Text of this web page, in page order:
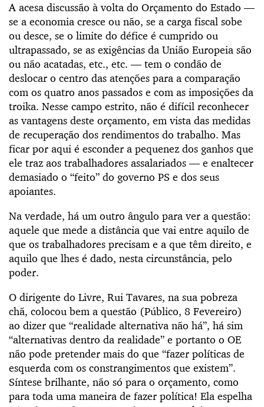
A acesa discussão à volta do Orçamento do Estado —
se a economia cresce ou não, se a carga fiscal sobe
ou desce, se o limite do défice é cumprido ou
ultrapassado, se as exigências da União Europeia são
ou não acatadas, etc., etc. — tem o condão de
deslocar o centro das atenções para a comparação
com os quatro anos passados e com as imposições da
troika. Nesse campo estrito, não é difícil reconhecer
as vantagens deste orçamento, em vista das medidas
de recuperação dos rendimentos do trabalho. Mas
ficar por aqui é esconder a pequenez dos ganhos que
ele traz aos trabalhadores assalariados — e enaltecer
demasiado o “feito” do governo PS e dos seus
apoiantes.
Na verdade, há um outro ângulo para ver a questão:
aquele que mede a distância que vai entre aquilo de
que os trabalhadores precisam e a que têm direito, e
aquilo que lhes é dado, nesta circunstância, pelo
poder.
O dirigente do Livre, Rui Tavares, na sua pobreza
chã, colocou bem a questão (Público, 8 Fevereiro)
ao dizer que “realidade alternativa não há”, há sim
“alternativas dentro da realidade” e portanto o OE
não pode pretender mais do que “fazer políticas de
esquerda com os constrangimentos que existem”.
Síntese brilhante, não só para o orçamento, como
para toda uma maneira de fazer política! Ela espelha